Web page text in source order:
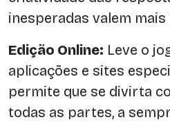
inesperadas valem
Edição Online: Leve o
aplicações e sites
permite que se divirta
todas as partes, a